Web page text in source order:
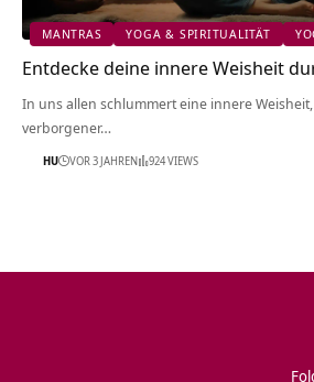
MANTRAS YOGA & SPIRITUALITÄT
Entdecke deine innere Weisheit
In uns allen schlummert eine innere
verborgener…
HU VOR 3 JAHREN 924 VIEWS